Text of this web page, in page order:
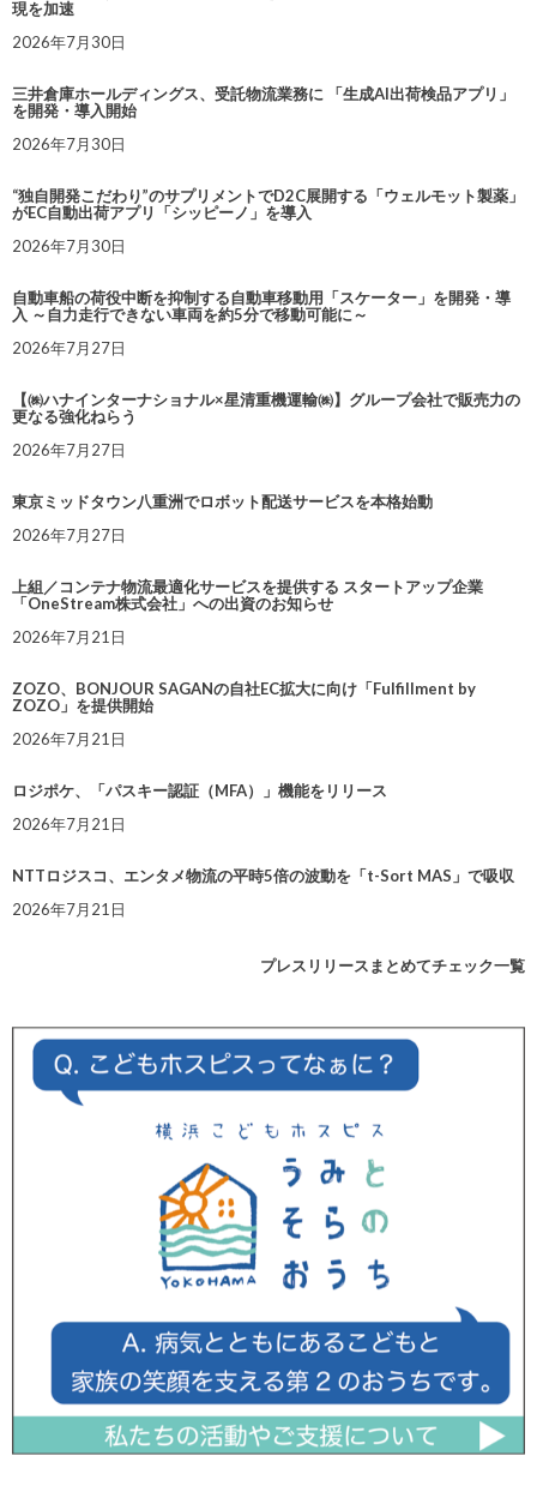
現を加速
2026年7月30日
三井倉庫ホールディングス、受託物流業務に 「生成AI出荷検品アプリ」
を開発・導入開始
2026年7月30日
“独自開発こだわり”のサプリメントでD2C展開する「ウェルモット製薬」
がEC自動出荷アプリ「シッピーノ」を導入
2026年7月30日
自動車船の荷役中断を抑制する自動車移動用「スケーター」を開発・導
入 ～自力走行できない車両を約5分で移動可能に～
2026年7月27日
【㈱ハナインターナショナル×星清重機運輸㈱】グループ会社で販売力の
更なる強化ねらう
2026年7月27日
東京ミッドタウン八重洲でロボット配送サービスを本格始動
2026年7月27日
上組／コンテナ物流最適化サービスを提供する スタートアップ企業
「OneStream株式会社」への出資のお知らせ
2026年7月21日
ZOZO、BONJOUR SAGANの自社EC拡大に向け「Fulfillment by
ZOZO」を提供開始
2026年7月21日
ロジポケ、「パスキー認証（MFA）」機能をリリース
2026年7月21日
NTTロジスコ、エンタメ物流の平時5倍の波動を「t-Sort MAS」で吸収
2026年7月21日
プレスリリースまとめてチェック一覧